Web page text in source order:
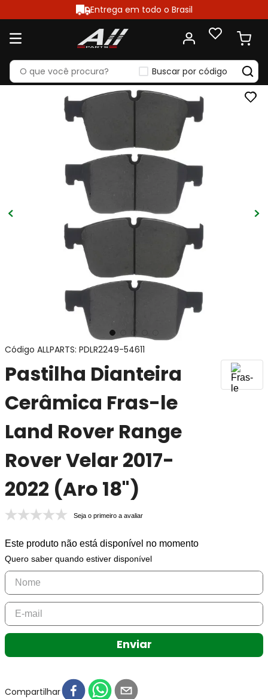
Entrega em todo o Brasil
Buscar por código
Código ALLPARTS: PDLR2249-54611
Pastilha Dianteira
Cerâmica Fras-le
Land Rover Range
Rover Velar 2017-
2022 (Aro 18")
Seja o primeiro a avaliar
Este produto não está disponível no momento
Quero saber quando estiver disponível
Enviar
Compartilhar